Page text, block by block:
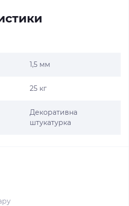
1,5 мм
25 кг
Декоративна
штукатурка